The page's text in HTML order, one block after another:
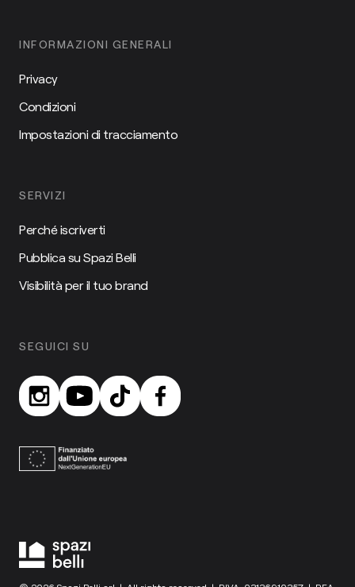
INFORMAZIONI GENERALI
Privacy
Condizioni
Impostazioni di tracciamento
SERVIZI
Perché iscriverti
Pubblica su Spazi Belli
Visibilità per il tuo brand
SEGUICI SU